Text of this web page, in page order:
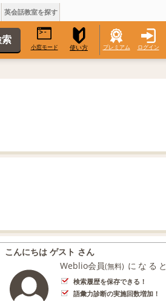
英会話教室を探す
小窓モード 使い方 プレミアム ログイン
こんにちは ゲスト さん
Weblio会員(無料) になると
検索履歴を保存できる！
語彙力診断の実施回数増加！